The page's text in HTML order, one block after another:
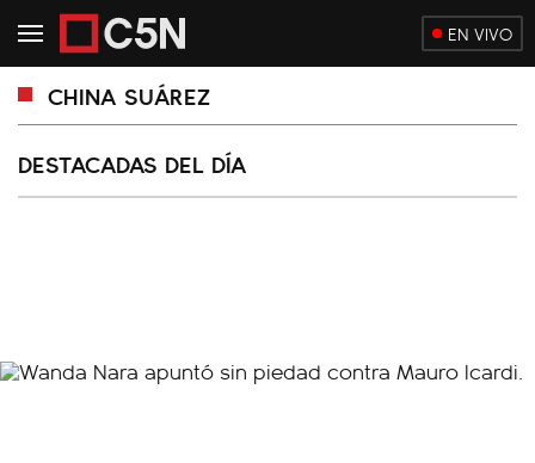
EN VIVO
CHINA SUÁREZ
DESTACADAS DEL DÍA